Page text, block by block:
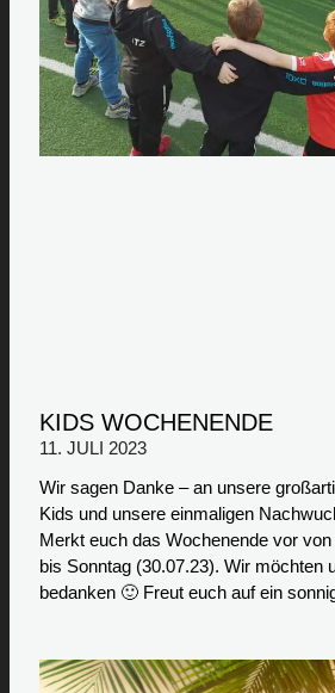
KIDS WOCHENENDE
11. JULI 2023
Wir sagen Danke – an unsere
Kids und unsere einmaligen
Merkt euch das Wochenende vor
bis Sonntag (30.07.23). Wir möchten
bedanken 🙂 Freut euch auf ein